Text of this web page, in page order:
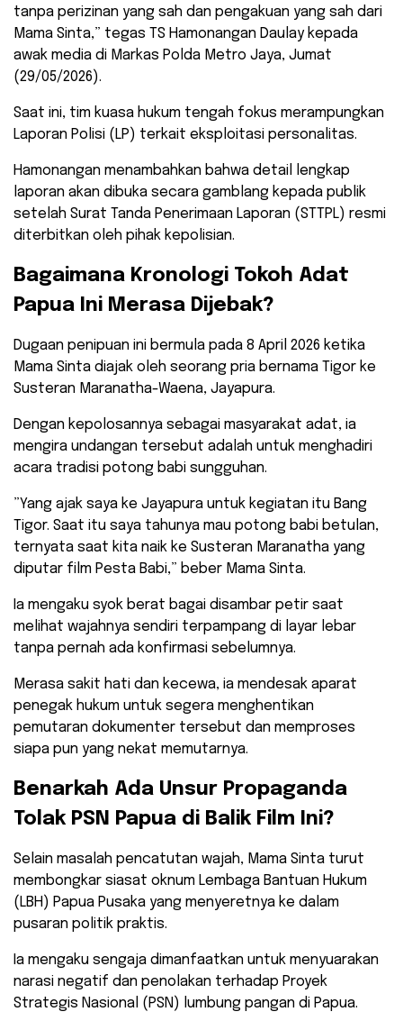
tanpa perizinan yang sah dan pengakuan yang sah dari
Mama Sinta,” tegas TS Hamonangan Daulay kepada
awak media di Markas Polda Metro Jaya, Jumat
(29/05/2026).
​Saat ini, tim kuasa hukum tengah fokus merampungkan
Laporan Polisi (LP) terkait eksploitasi personalitas.
Hamonangan menambahkan bahwa detail lengkap
laporan akan dibuka secara gamblang kepada publik
setelah Surat Tanda Penerimaan Laporan (STTPL) resmi
diterbitkan oleh pihak kepolisian.
​Bagaimana Kronologi Tokoh Adat
Papua Ini Merasa Dijebak?
​Dugaan penipuan ini bermula pada 8 April 2026 ketika
Mama Sinta diajak oleh seorang pria bernama Tigor ke
Susteran Maranatha-Waena, Jayapura.
Dengan kepolosannya sebagai masyarakat adat, ia
mengira undangan tersebut adalah untuk menghadiri
acara tradisi potong babi sungguhan.
​”Yang ajak saya ke Jayapura untuk kegiatan itu Bang
Tigor. Saat itu saya tahunya mau potong babi betulan,
ternyata saat kita naik ke Susteran Maranatha yang
diputar film Pesta Babi,” beber Mama Sinta.
​Ia mengaku syok berat bagai disambar petir saat
melihat wajahnya sendiri terpampang di layar lebar
tanpa pernah ada konfirmasi sebelumnya.
Merasa sakit hati dan kecewa, ia mendesak aparat
penegak hukum untuk segera menghentikan
pemutaran dokumenter tersebut dan memproses
siapa pun yang nekat memutarnya.
​Benarkah Ada Unsur Propaganda
Tolak PSN Papua di Balik Film Ini?
​Selain masalah pencatutan wajah, Mama Sinta turut
membongkar siasat oknum Lembaga Bantuan Hukum
(LBH) Papua Pusaka yang menyeretnya ke dalam
pusaran politik praktis.
Ia mengaku sengaja dimanfaatkan untuk menyuarakan
narasi negatif dan penolakan terhadap Proyek
Strategis Nasional (PSN) lumbung pangan di Papua.